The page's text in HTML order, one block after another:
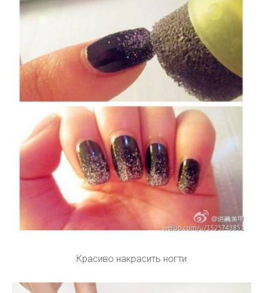
Красиво накрасить ногти